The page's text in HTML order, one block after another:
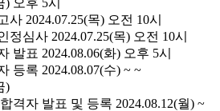
사 2024.07.25(목) 오전 10시
정심사 2024.07.25(목) 오전 10시
발표 2024.08.06(화) 오후 5시
등록 2024.08.07(수) ~ ~
)
격자 발표 및 등록 2024.08.12(월) ~